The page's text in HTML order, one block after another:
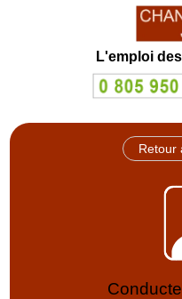
L'emploi
Retour